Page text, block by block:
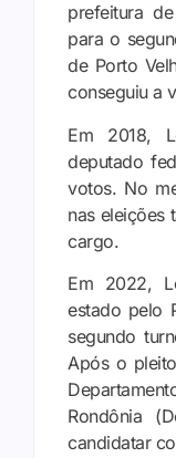
prefeitura
para o
de Porto
conseguiu a
Em 2018,
deputado
votos. No
nas eleições
cargo.
Em 2022,
estado pelo
segundo
Após o
Rondônia
candidatar